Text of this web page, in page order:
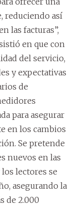
reduciendo así
las facturas”,
en que con
del servicio,
y expectativas
de
para asegurar
en los cambios
Se pretende
nuevos en las
lectores se
asegurando la
de 2.000